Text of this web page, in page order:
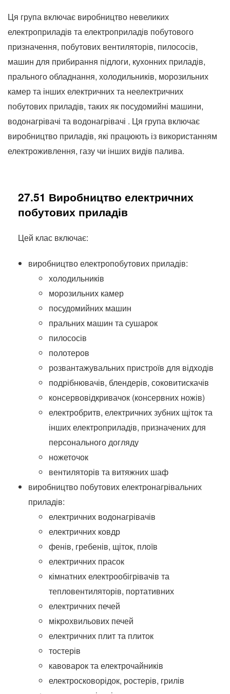
Ця група включає виробництво невеликих
електроприладів та електроприладів побутового
призначення, побутових вентиляторів, пилососів,
машин для прибирання підлоги, кухонних приладів,
прального обладнання, холодильників, морозильних
камер та інших електричних та неелектричних
побутових приладів, таких як посудомийні машини,
водонагрівачі та водонагрівачі . Ця група включає
виробництво приладів, які працюють із використанням
електроживлення, газу чи інших видів палива.
27.51 Виробництво електричних
побутових приладів
Цей клас включає:
виробництво електропобутових приладів:
холодильників
морозильних камер
посудомийних машин
пральних машин та сушарок
пилососів
полотеров
розвантажувальних пристроїв для відходів
подрібнювачів, блендерів, соковитискачів
консервовідкривачок (консервних ножів)
електробритв, електричних зубних щіток та
інших електроприладів, призначених для
персонального догляду
ножеточок
вентиляторів та витяжних шаф
виробництво побутових електронагрівальних
приладів:
електричних водонагрівачів
електричних ковдр
фенів, гребенів, щіток, плоїв
електричних прасок
кімнатних електрообігрівачів та
тепловентиляторів, портативних
електричних печей
мікрохвильових печей
електричних плит та плиток
тостерів
кавоварок та електрочайників
електросковорідок, ростерів, грилів